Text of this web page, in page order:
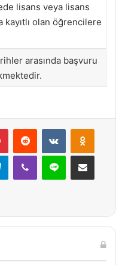
lisans veya lisans
kayıtlı olan öğrencilere
arasında başvuru
PinterestReddit VKontakte
TelegramViber Line E-Posta ile